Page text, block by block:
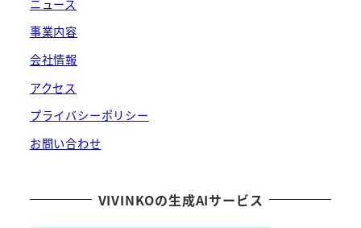
ニュース
事業内容
会社情報
アクセス
プライバシーポリシー
お問い合わせ
VIVINKOの生成AIサービス